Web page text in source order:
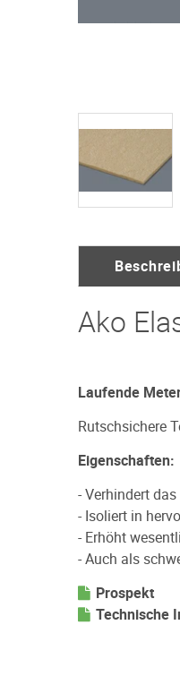
Ako
Laufende
Rutschsichere
Eigenschaften:
- Verhindert
- Isoliert in
- Erhöht
- Auch als
Prospekt
Technische